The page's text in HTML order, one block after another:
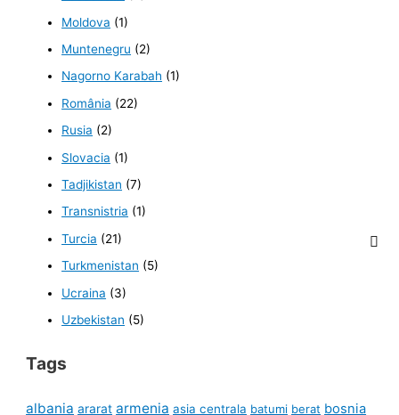
Moldova (1)
Muntenegru (2)
Nagorno Karabah (1)
România (22)
Rusia (2)
Slovacia (1)
Tadjikistan (7)
Transnistria (1)
Turcia (21)
Turkmenistan (5)
Ucraina (3)
Uzbekistan (5)
Tags
albania ararat armenia asia centrala batumi berat bosnia